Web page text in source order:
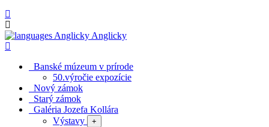
Anglicky
Banské múzeum v prírode
50.výročie expozície
Nový zámok
Starý zámok
Galéria Jozefa Kollára
Výstavy
+